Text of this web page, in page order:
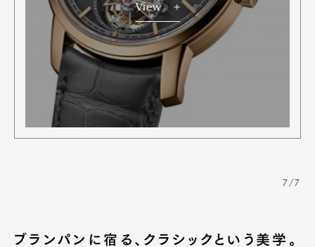
View
7/7
ブランパンに宿る、クラシックという美学。